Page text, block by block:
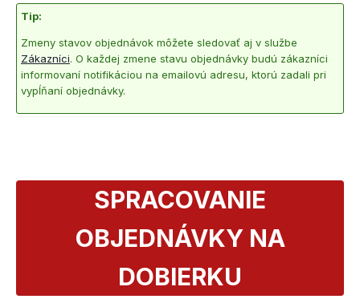
Tip:
Zmeny stavov objednávok môžete sledovať aj v službe
Zákazníci. O každej zmene stavu objednávky budú zákazníci
informovaní notifikáciou na emailovú adresu, ktorú zadali pri
vypĺňaní objednávky.
SPRACOVANIE
OBJEDNÁVKY NA
DOBIERKU